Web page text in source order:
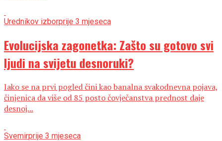
Urednikov izborprije 3 mjeseca
Evolucijska zagonetka: Zašto su gotovo svi
ljudi na svijetu desnoruki?
Iako se na prvi pogled čini kao banalna svakodnevna pojava,
činjenica da više od 85 posto čovječanstva prednost daje
desnoj...
Svemirprije 3 mjeseca